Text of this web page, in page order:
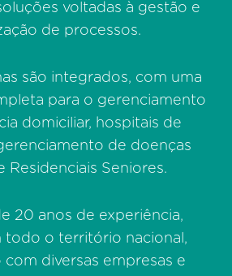
voltadas à gestão e
de processos.
são integrados, com uma
para o gerenciamento
domiciliar, hospitais de
de doenças
Residenciais Seniores.
20 anos de experiência,
todo o território nacional,
com diversas empresas e